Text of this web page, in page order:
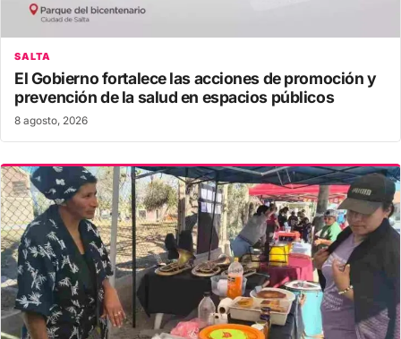
SALTA
El Gobierno fortalece las acciones de promoción y
prevención de la salud en espacios públicos
8 agosto, 2026